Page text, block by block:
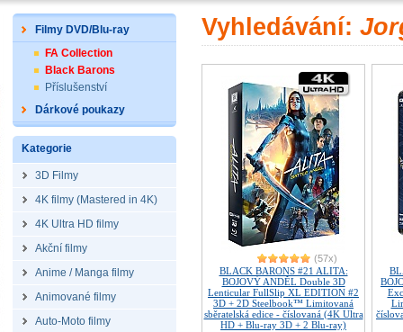
Filmy DVD/Blu-ray
FA Collection
Black Barons
Příslušenství
Dárkové poukazy
Kategorie
3D Filmy
4K filmy (Mastered in 4K)
4K Ultra HD filmy
Akční filmy
Anime / Manga filmy
Animované filmy
Auto-Moto filmy
Vyhledávání:
(57x)
BLACK BARONS #21 ALITA:
BOJOVÝ ANDĚL Double 3D
Lenticular FullSlip XL EDITION #2
3D + 2D Steelbook™ Limitovaná
sběratelská edice - číslovaná (4K Ultra
HD + Blu-ray 3D + 2 Blu-ray)